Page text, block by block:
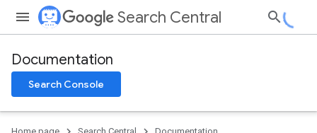
Search Central
Documentation
Search Console